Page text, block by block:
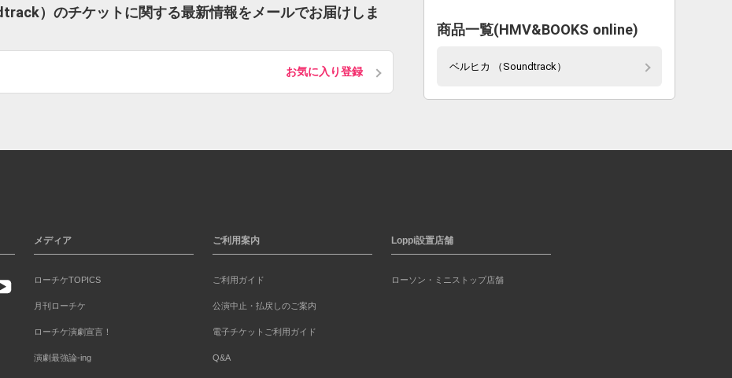
）のチケットに関する最新情報をメールでお届けしま
お気に入り登録
商品一覧(HMV&BOOKS online)
ベルヒカ （Soundtrack）
メディア
ローチケTOPICS
月刊ローチケ
ローチケ演劇宣言！
演劇最強論-ing
ご利用案内
ご利用ガイド
公演中止・払戻しのご案内
電子チケットご利用ガイド
Q&A
Loppi設置店舗
ローソン・ミニストップ店舗